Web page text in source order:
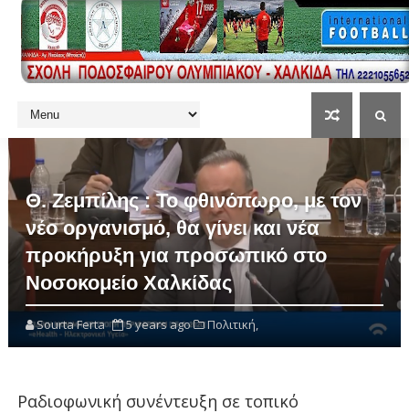
Θ. Ζεμπίλης : Το φθινόπωρο, με τον
νέο οργανισμό, θα γίνει και νέα
προκήρυξη για προσωπικό στο
Νοσοκομείο Χαλκίδας
Sourta Ferta 5 years ago Πολιτική,
Ραδιοφωνική συνέντευξη σε τοπικό